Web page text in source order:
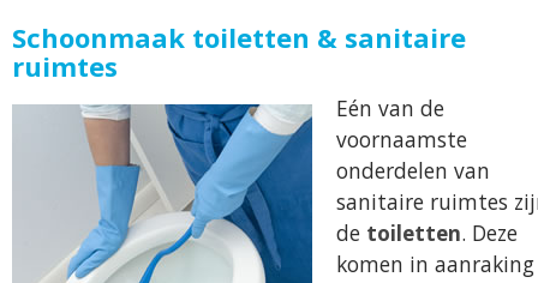
Schoonmaak toiletten & sanitaire
ruimtes
Eén van de
voornaamste
onderdelen van
sanitaire ruimtes
de toiletten. Deze
komen in aanraking